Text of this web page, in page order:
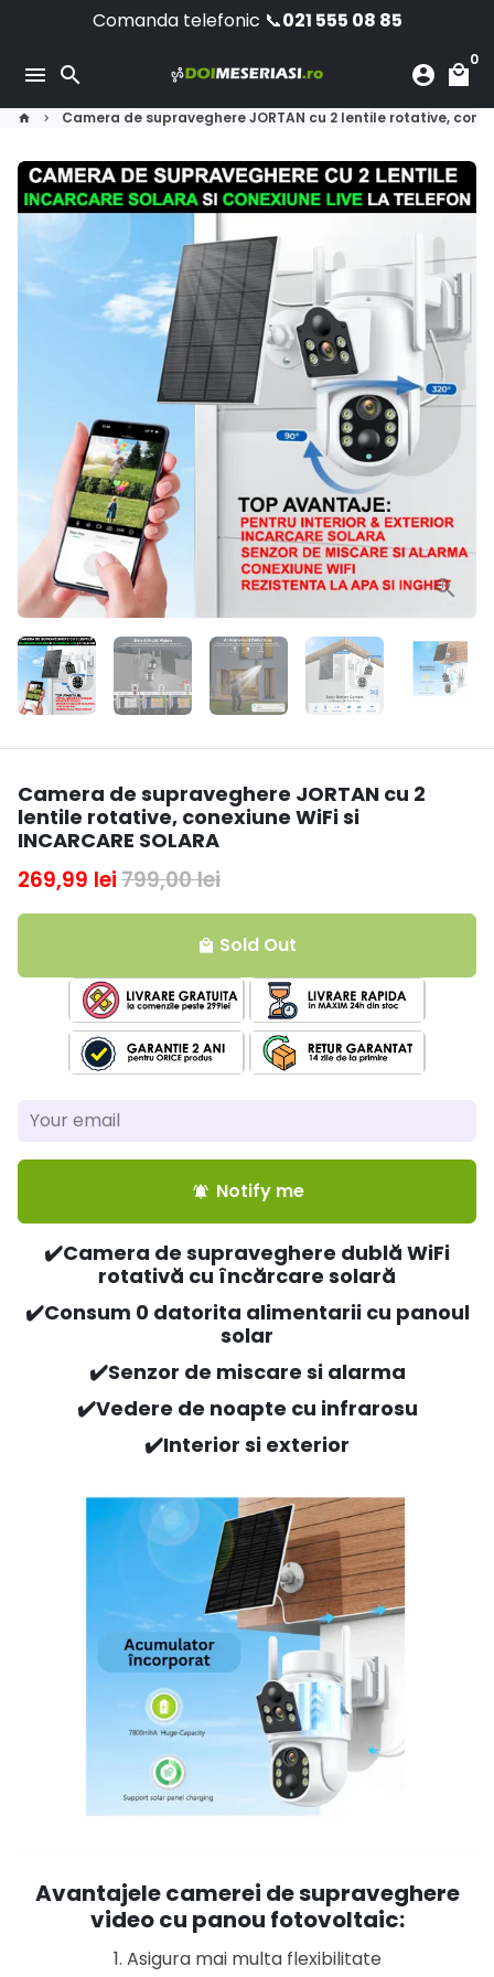
conținut
Comanda telefonic 📞021 555 08 85
menu search account_circle local_mall
0
home keyboard_arrow_right Camera de supraveghere JORTAN cu 2 lentile rotative,
Camera de supraveghere JORTAN cu 2
lentile rotative, conexiune WiFi si
INCARCARE SOLARA
269,99 lei799,00 lei
local_mall Sold Out
notifications_active Notify me
✔️Camera de supraveghere dublă WiFi
rotativă cu încărcare solară
✔️Consum 0 datorita alimentarii cu panoul
solar
✔️Senzor de miscare si alarma
✔️Vedere de noapte cu infrarosu
✔️Interior si exterior
Avantajele camerei de supraveghere
video cu panou fotovoltaic:
1. Asigura mai multa flexibilitate